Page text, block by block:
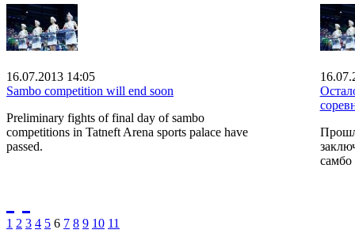
16.07.2013 14:05
Sambo competition will end soon
Preliminary fights of final day of sambo
competitions in Tatneft Arena sports palace have
passed.
1 2 3 4 5 6 7 8 9 10 11